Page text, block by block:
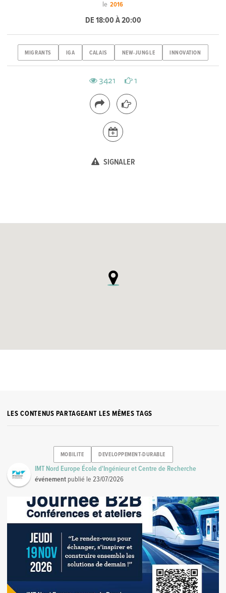
le 2016
DE 18:00 À 20:00
MIGRANTS IGA CALAIS NEW-JUNGLE INNOVATION
3421 1
SIGNALER
LES CONTENUS PARTAGEANT LES MÊMES TAGS
MOBILITE DEVELOPPEMENT-DURABLE
IMT Nord Europe École d'Ingénieur et Centre de Recherche
événement publié le23/07/2026